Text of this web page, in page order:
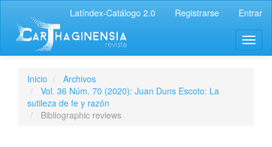
Latíndex-Catálogo 2.0 Registrarse Entrar
Inicio
Archivos
Vol. 36 Núm. 70 (2020): Juan Duns Escoto: La
sutileza de fe y razón
Bibliographic reviews